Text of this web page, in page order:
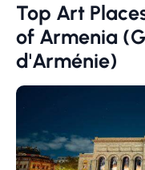
Top Art
of Armenia
d'Arménie)